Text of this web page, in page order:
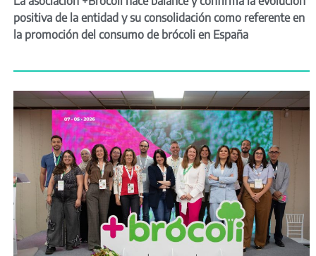
positiva de la entidad y su consolidación como referente en
la promoción del consumo de brócoli en España